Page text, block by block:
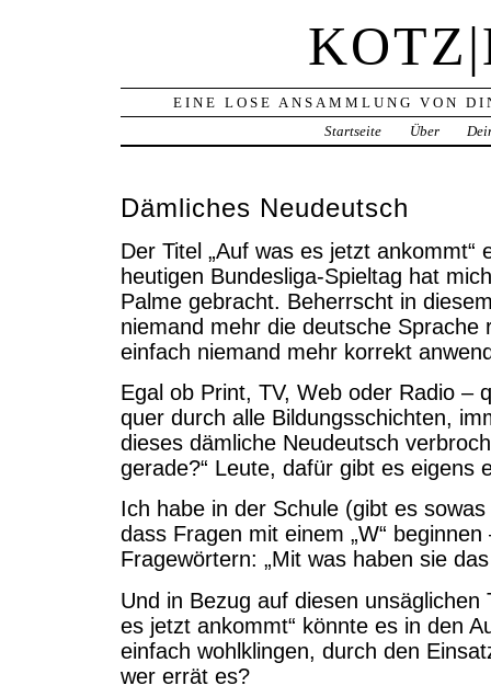
EINE LOSE ANSAMMLUNG VON
Startseite
Über
Dämliches Neudeutsch
Der Titel „Auf was es jetzt ankommt“
heutigen Bundesliga-Spieltag hat
Palme gebracht. Beherrscht in
niemand mehr die deutsche Sprache
einfach niemand mehr korrekt
Egal ob Print, TV, Web oder Radio –
quer durch alle Bildungsschichten,
dieses dämliche Neudeutsch
gerade?“ Leute, dafür gibt es eigens
Ich habe in der Schule (gibt es
dass Fragen mit einem „W“
Fragewörtern: „Mit was haben sie
Und in Bezug auf diesen unsäglichen
es jetzt ankommt“ könnte es in den
einfach wohlklingen, durch den
wer errät es?